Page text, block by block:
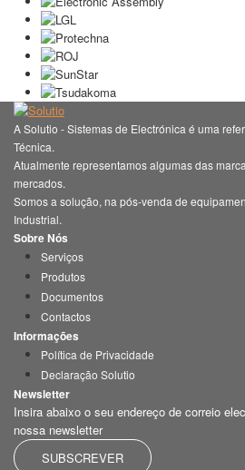
A Solutio - Sistemas de Electrónica é uma
Técnica.
Atualmente representamos algumas das
mercados.
Somos a solução, na pós-venda de
Industrial.
Sobre Nós
Serviços
Produtos
Documentos
Contactos
Informações
Política de Privacidade
Declaração Solutio
Newsletter
Insira abaixo o seu endereço de correio
nossa newsletter
SUBSCREVER